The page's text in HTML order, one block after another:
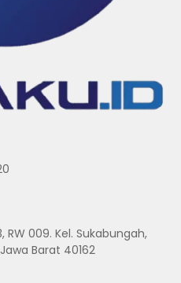
RW 009. Kel. Sukabungah,
Barat 40162